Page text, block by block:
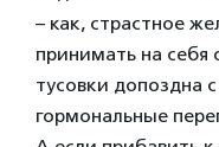
– как, страстное
принимать на себя
тусовки допоздна
гормональные